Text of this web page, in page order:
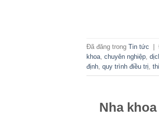
Đã đăng trongTin tức |
khoa, chuyên nghiệp,
định, quy trình điều trị,
Nha